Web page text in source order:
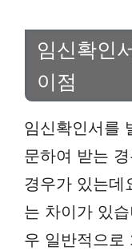
임신확인
이점
임신확인서를
문하여 받는
경우가 있는데
는 차이가 있
우 일반적으로